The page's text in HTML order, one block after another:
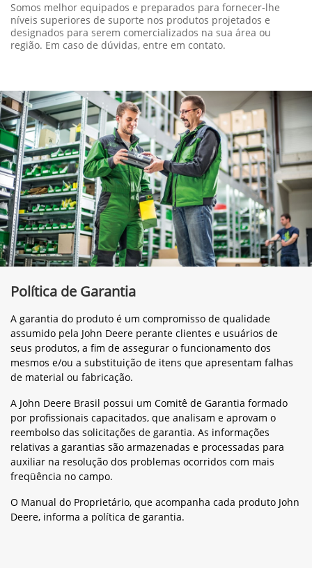
Somos melhor equipados e preparados para fornecer-lhe
níveis superiores de suporte nos produtos projetados e
designados para serem comercializados na sua área ou
região. Em caso de dúvidas, entre em contato.
Política de Garantia
A garantia do produto é um compromisso de qualidade
assumido pela John Deere perante clientes e usuários de
seus produtos, a fim de assegurar o funcionamento dos
mesmos e/ou a substituição de itens que apresentam falhas
de material ou fabricação.
A John Deere Brasil possui um Comitê de Garantia formado
por profissionais capacitados, que analisam e aprovam o
reembolso das solicitações de garantia. As informações
relativas a garantias são armazenadas e processadas para
auxiliar na resolução dos problemas ocorridos com mais
freqüência no campo.
O Manual do Proprietário, que acompanha cada produto John
Deere, informa a política de garantia.